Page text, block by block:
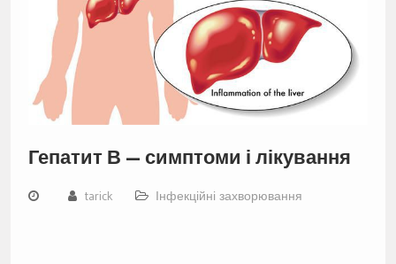
Гепатит В — симптоми і лікування
tarick Інфекційні захворювання